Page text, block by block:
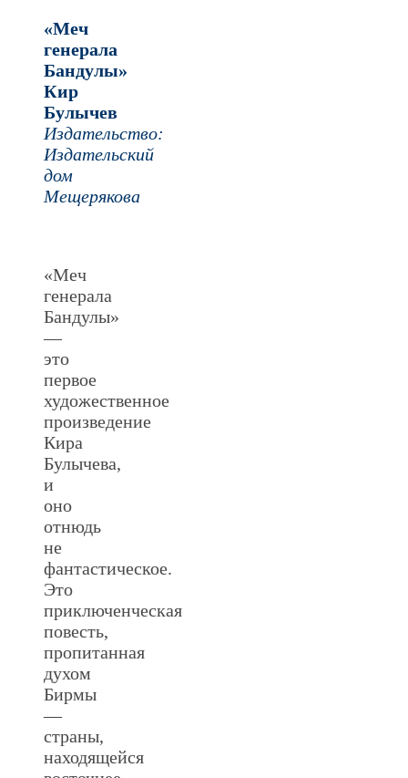
«Меч
генерала
Бандулы»
Кир
Булычев
Издательство:
Издательский
дом
Мещерякова
«Меч
генерала
Бандулы»
—
это
первое
художественное
произведение
Кира
Булычева,
и
оно
отнюдь
не
фантастическое.
Это
приключенческая
повесть,
пропитанная
духом
Бирмы
—
страны,
находящейся